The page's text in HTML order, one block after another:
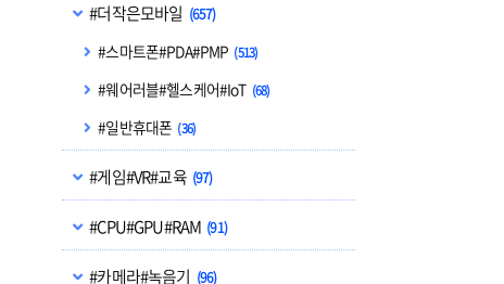
#더작은모바일 (657)
#스마트폰#PDA#PMP (513)
#웨어러블#헬스케어#IoT (68)
#일반휴대폰 (36)
#게임#VR#교육 (97)
#CPU#GPU#RAM (91)
#카메라#녹음기 (96)